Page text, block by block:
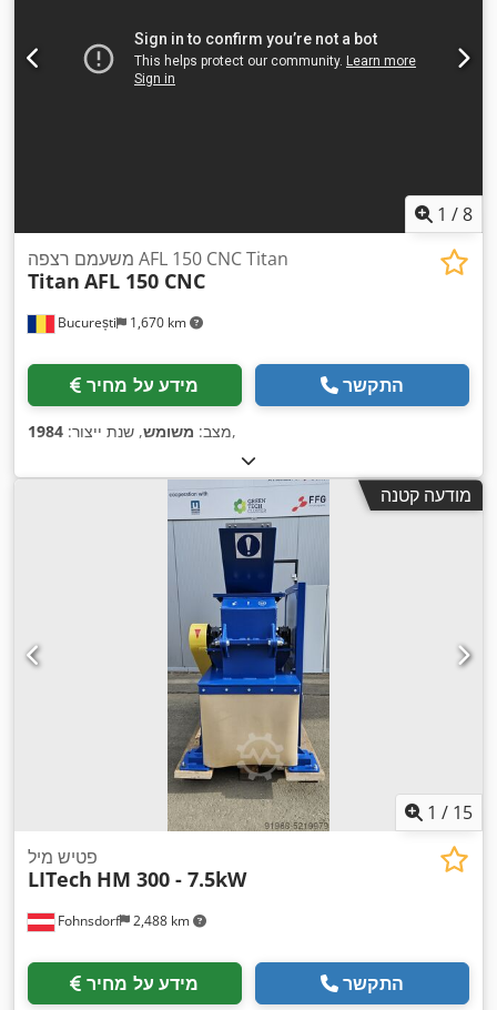
1 /8
București 1,670 km
משעמם רצפה AFL 150 CNC Titan
Titan AFL 150 CNC
מידע על מחיר התקשר
מצב: משומש, שנת ייצור: 1984 ,
מודעה קטנה
1 / 15
Fohnsdorf 2,488 km
פטיש מיל
LITech HM 300 - 7.5kW
מידע על מחיר התקשר